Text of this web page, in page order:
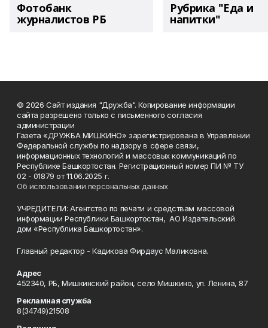
Фотобанк
журналистов РБ
Рубрика "Еда и
напитки"
© 2026 Сайт издания "Дружба". Копирование информации
сайта разрешено только с письменного согласия
администрации
Газета «ДРУЖБА МИШКИНО» зарегистрирована в Управлении
Федеральной службы по надзору в сфере связи,
информационных технологий и массовых коммуникаций по
Республике Башкортостан. Регистрационный номер ПИ № ТУ
02 - 01879 от 11.06.2025 г.
Об использовании персональных данных
УЧРЕДИТЕЛИ: Агентство по печати и средствам массовой
информации Республики Башкортостан, АО Издательский
дом «Республика Башкортостан».
Главный редактор - Кадикова Фирдаус Маликовна.
Адрес
452340, РБ, Мишкинский район, село Мишкино, ул. Ленина, 87
Рекламная служба
8(34749)21508